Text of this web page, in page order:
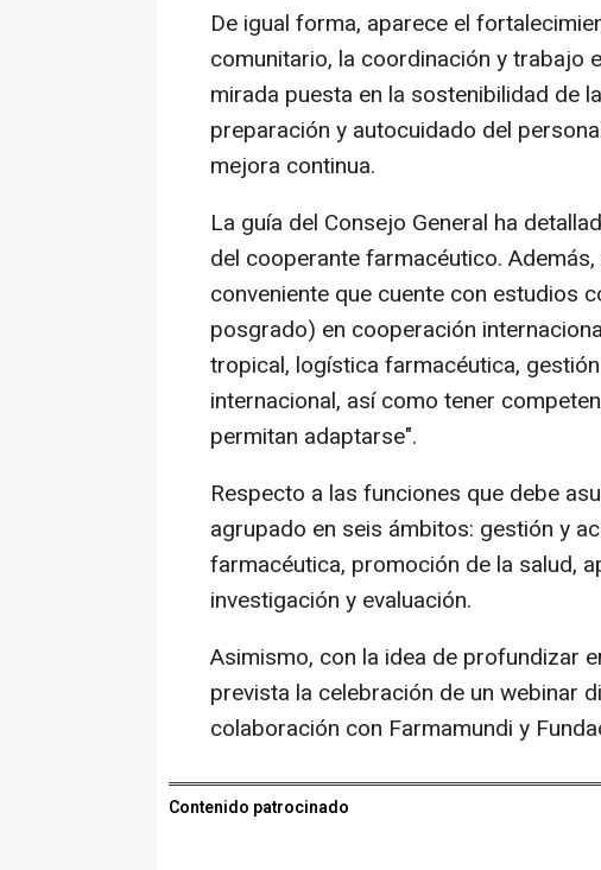
De igual forma, aparece el
comunitario, la coordinación y trabajo
mirada puesta en la sostenibilidad de
preparación y autocuidado del
mejora continua.
La guía del Consejo General ha
del cooperante farmacéutico.
conveniente que cuente con estudios
posgrado) en cooperación
tropical, logística farmacéutica,
internacional, así como tener
permitan adaptarse".
Respecto a las funciones que debe
agrupado en seis ámbitos: gestión y
farmacéutica, promoción de la salud,
investigación y evaluación.
Asimismo, con la idea de profundizar
prevista la celebración de un webinar
colaboración con Farmamundi y
Contenido patrocinado